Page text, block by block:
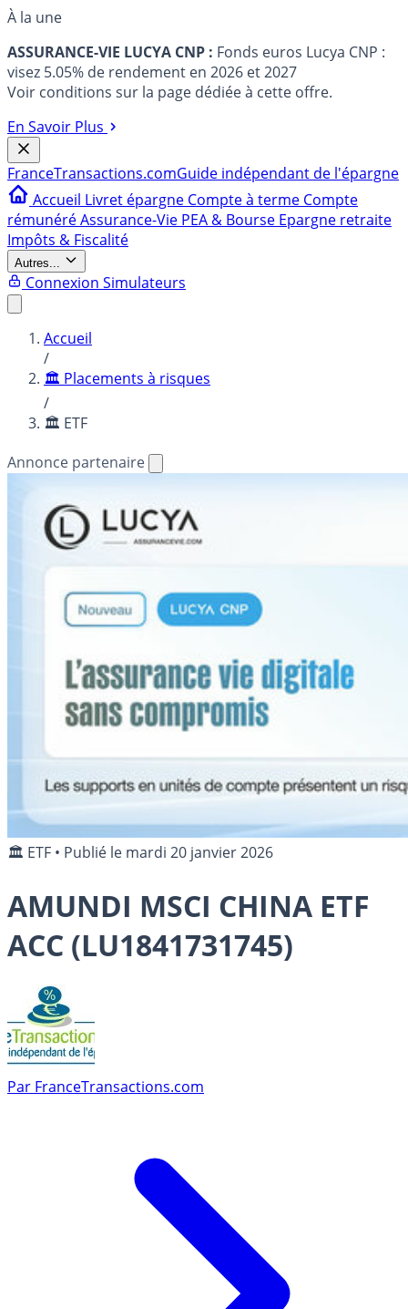
À la une
ASSURANCE-VIE LUCYA CNP : Fonds euros Lucya CNP :
visez 5.05% de rendement en 2026 et 2027
Voir conditions sur la page dédiée à cette offre.
En Savoir Plus
FranceTransactions.comGuide indépendant de l'épargne
Accueil Livret épargne Compte à terme Compte
rémunéréAssurance-Vie PEA & Bourse Epargne retraite
Impôts & Fiscalité
Autres...
Connexion Simulateurs
Accueil
/
🏛️ Placements à risques
/
🏛️ ETF
Annonce partenaire
🏛️ ETF • Publié le mardi 20 janvier 2026
AMUNDI MSCI CHINA ETF
ACC (LU1841731745)
Par FranceTransactions.com